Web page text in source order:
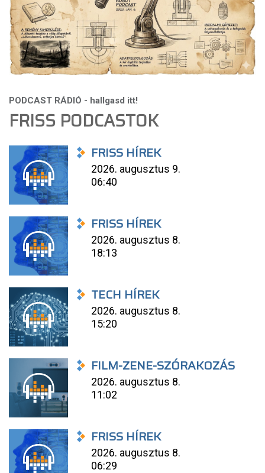
FRISS PODCASTOK
FRISS HÍREK
2026. augusztus 9.
06:40
FRISS HÍREK
2026. augusztus 8.
18:13
TECH HÍREK
2026. augusztus 8.
15:20
FILM-ZENE-SZÓRAKOZÁS
2026. augusztus 8.
11:02
FRISS HÍREK
2026. augusztus 8.
06:29